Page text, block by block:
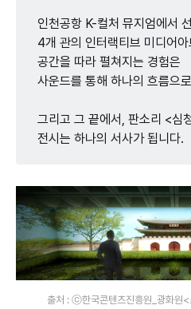
인천공항 K-컬처 뮤지엄에서
4개 관의 인터랙티브 미디어
공간을 따라 펼쳐지는 경험은
사운드를 통해 하나의 흐름으
그리고 그 끝에서, 판소리 <심
전시는 하나의 서사가 됩니다.
출처 : ⓒ한국콘텐츠진흥원_광화원